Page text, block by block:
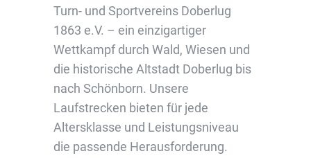
Turn- und Sportvereins Doberlug
1863 e.V. – ein einzigartiger
Wettkampf durch Wald, Wiesen und
die historische Altstadt Doberlug bis
nach Schönborn. Unsere
Laufstrecken bieten für jede
Altersklasse und Leistungsniveau
die passende Herausforderung.